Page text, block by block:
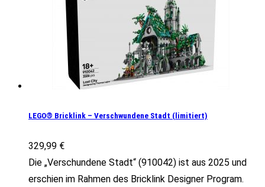
LEGO® Bricklink – Verschwundene Stadt (limitiert)
329,99 €
Die „Verschundene Stadt“ (910042) ist aus 2025 und
erschien im Rahmen des Bricklink Designer Program.